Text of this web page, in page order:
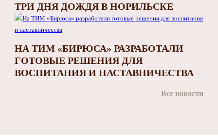
ТРИ ДНЯ ДОЖДЯ В НОРИЛЬСКЕ
НА ТИМ «БИРЮСА» РАЗРАБОТАЛИ
ГОТОВЫЕ РЕШЕНИЯ ДЛЯ
ВОСПИТАНИЯ И НАСТАВНИЧЕСТВА
Все новости